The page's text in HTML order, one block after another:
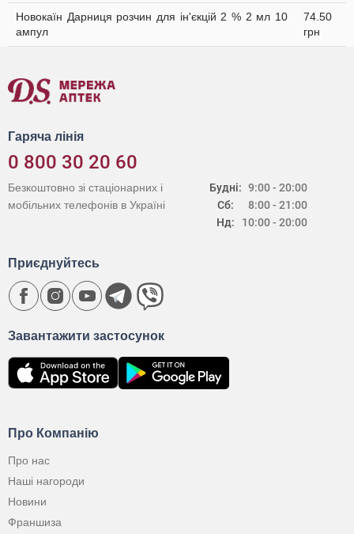
Новокаїн Дарниця розчин для ін'єкцій 2 % 2 мл 10
ампул
74.50
грн
Гаряча лінія
0 800 30 20 60
Будні:
Сб:
Нд:
9:00 - 20:00
8:00 - 21:00
10:00 - 20:00
Безкоштовно зі стаціонарних і
мобільних телефонів в Україні
Про Компанію
Про нас
Наші нагороди
Новини
Франшиза
Завантажити застосунок
Приєднуйтесь